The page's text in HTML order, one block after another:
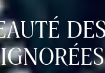
IGNORÉES